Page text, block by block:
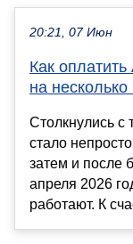
20:21, 07 Июн
Как
на
Столкнулись с
стало
затем и после
апреля 2026
работают. К